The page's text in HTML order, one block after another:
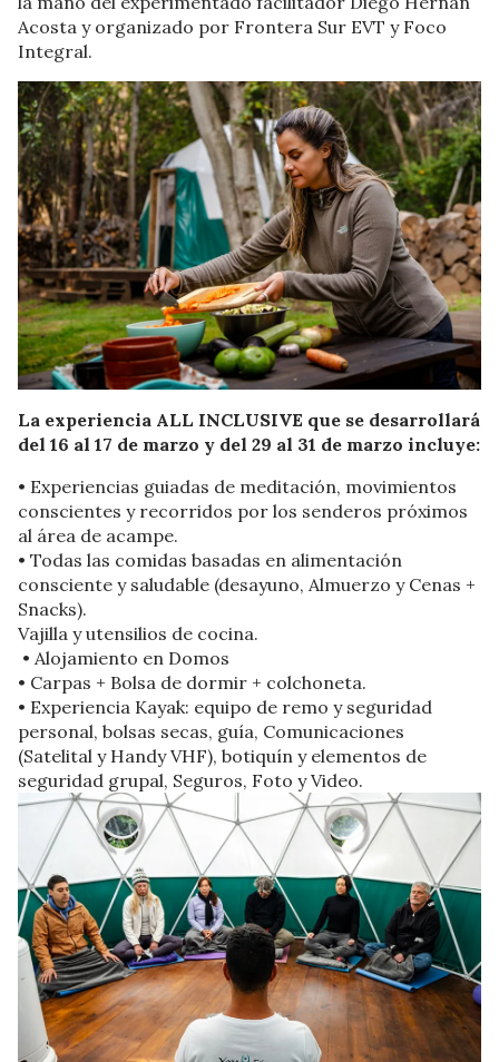
Acosta y organizado por Frontera Sur EVT y Foco
Integral.
La experiencia ALL INCLUSIVE que se desarrollará
del 16 al 17 de marzo y del 29 al 31 de marzo incluye:
• Experiencias guiadas de meditación, movimientos
conscientes y recorridos por los senderos próximos
al área de acampe.
• Todas las comidas basadas en alimentación
consciente y saludable (desayuno, Almuerzo y Cenas +
Snacks).
Vajilla y utensilios de cocina.
• Alojamiento en Domos
• Carpas + Bolsa de dormir + colchoneta.
• Experiencia Kayak: equipo de remo y seguridad
personal, bolsas secas, guía, Comunicaciones
(Satelital y Handy VHF), botiquín y elementos de
seguridad grupal, Seguros, Foto y Video.